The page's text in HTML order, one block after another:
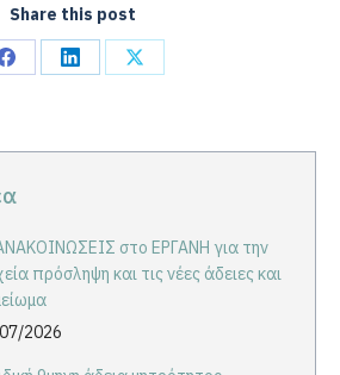
Share this post
Share Share Share
στο ΕΡΓΑΝΗ για την
πρόσληψη και τις νέες άδειες και
2026